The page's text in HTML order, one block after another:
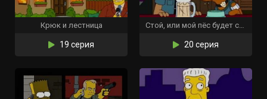
Крюк и лестница
19 серия
Стой, или мой пёс будет стрелять!
20 серия